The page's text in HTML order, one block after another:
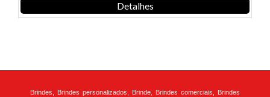
Detalhes
Brindes, Brindes personalizados, Brinde, Brindes comerciais, Brindes